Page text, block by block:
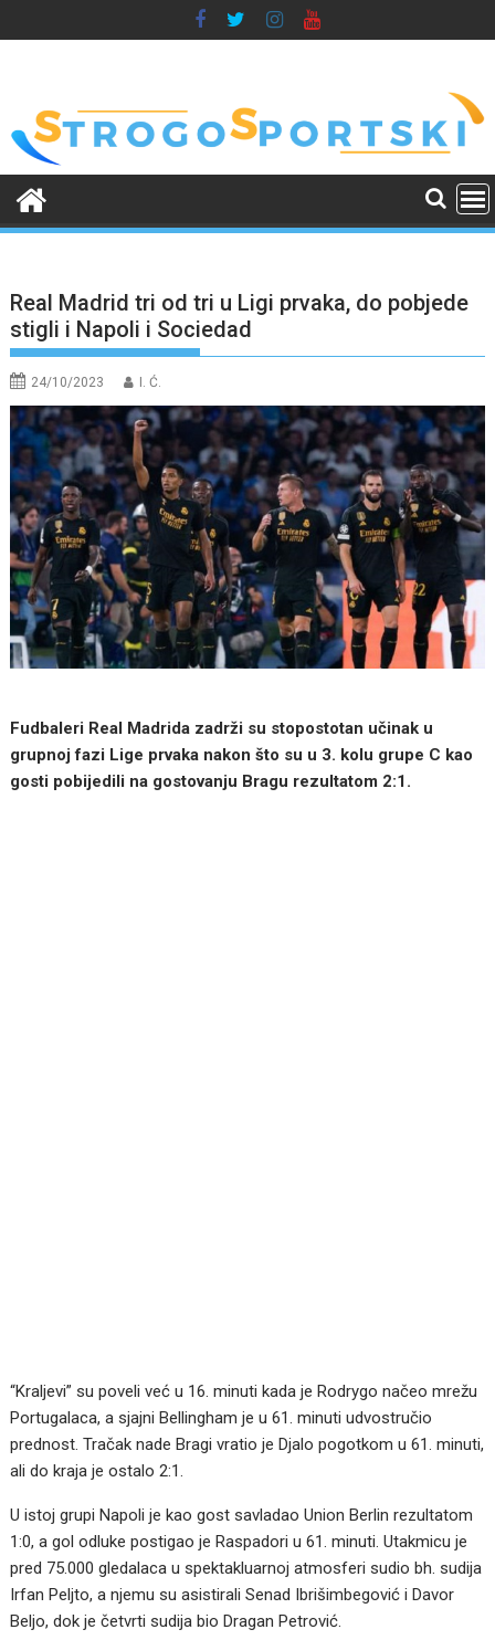
to
Real Madrid tri od tri u Ligi prvaka, do pobjede
stigli i Napoli i Sociedad
24/10/2023 I. Ć.
Fudbaleri Real Madrida zadrži su stopostotan učinak u
grupnoj fazi Lige prvaka nakon što su u 3. kolu grupe C kao
gosti pobijedili na gostovanju Bragu rezultatom 2:1.
“Kraljevi” su poveli već u 16. minuti kada je Rodrygo načeo mrežu
Portugalaca, a sjajni Bellingham je u 61. minuti udvostručio
prednost. Tračak nade Bragi vratio je Djalo pogotkom u 61. minuti,
ali do kraja je ostalo 2:1.
U istoj grupi Napoli je kao gost savladao Union Berlin rezultatom
1:0, a gol odluke postigao je Raspadori u 61. minuti. Utakmicu je
pred 75.000 gledalaca u spektakluarnoj atmosferi sudio bh. sudija
Irfan Peljto, a njemu su asistirali Senad Ibrišimbegović i Davor
Beljo, dok je četvrti sudija bio Dragan Petrović.